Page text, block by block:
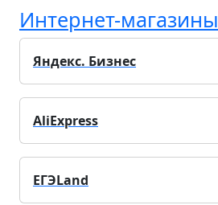
Интернет-магазины
Яндекс. Бизнес
AliExpress
ЕГЭLand